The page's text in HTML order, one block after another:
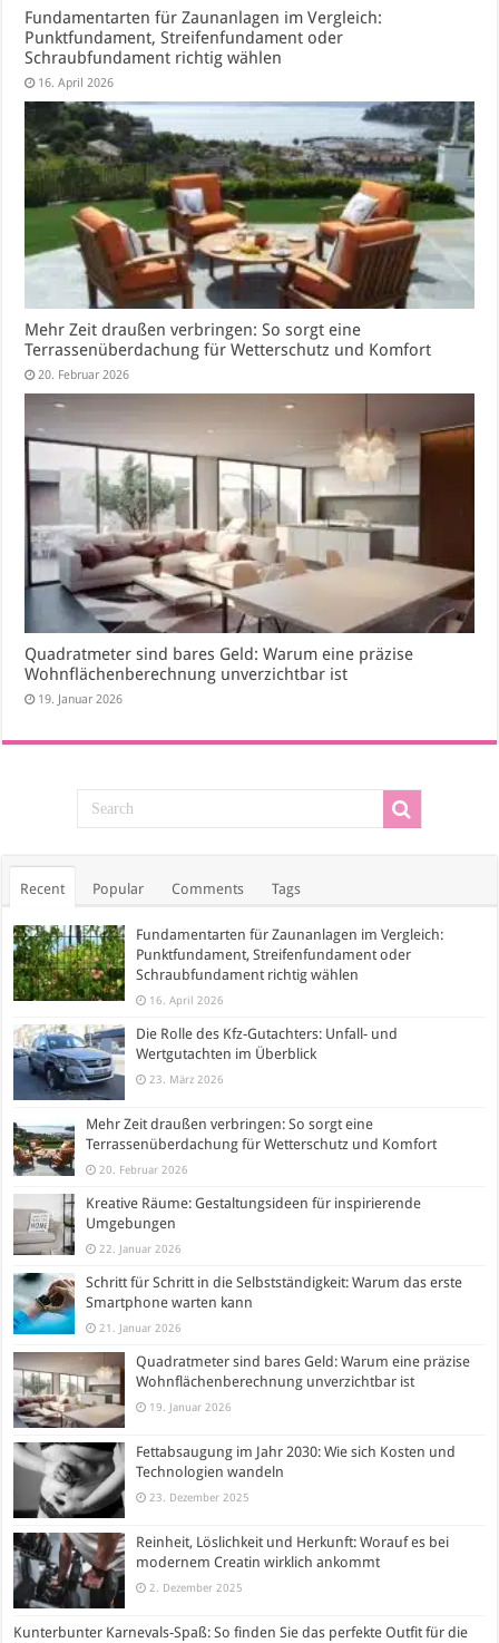
Fundamentarten für Zaunanlagen im Vergleich:
Punktfundament, Streifenfundament oder
Schraubfundament richtig wählen
16. April 2026
Mehr Zeit draußen verbringen: So sorgt eine
Terrassenüberdachung für Wetterschutz und Komfort
20. Februar 2026
Quadratmeter sind bares Geld: Warum eine präzise
Wohnflächenberechnung unverzichtbar ist
19. Januar 2026
Recent Popular Comments Tags
Fundamentarten für Zaunanlagen im Vergleich:
Punktfundament, Streifenfundament oder
Schraubfundament richtig wählen
16. April 2026
Die Rolle des Kfz-Gutachters: Unfall- und
Wertgutachten im Überblick
23. März 2026
Mehr Zeit draußen verbringen: So sorgt eine
Terrassenüberdachung für Wetterschutz und Komfort
20. Februar 2026
Kreative Räume: Gestaltungsideen für inspirierende
Umgebungen
22. Januar 2026
Schritt für Schritt in die Selbstständigkeit: Warum das erste
Smartphone warten kann
21. Januar 2026
Quadratmeter sind bares Geld: Warum eine präzise
Wohnflächenberechnung unverzichtbar ist
19. Januar 2026
Fettabsaugung im Jahr 2030: Wie sich Kosten und
Technologien wandeln
23. Dezember 2025
Reinheit, Löslichkeit und Herkunft: Worauf es bei
modernem Creatin wirklich ankommt
2. Dezember 2025
Kunterbunter Karnevals-Spaß: So finden Sie das perfekte Outfit für die